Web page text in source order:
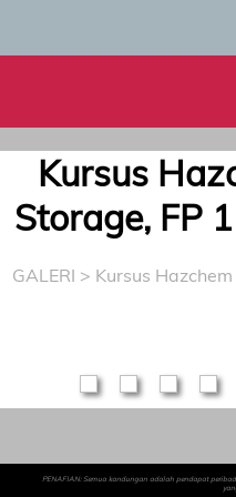
Kursus
Storage, FP
GALERI > Kursus
PENAFIAN: Semua kandungan adalah pendapat